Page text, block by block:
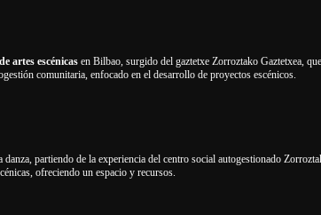
artes escénicas en Bilbao, surgido del gaztetxe Zorroztako Gaztetxea,
comunitaria, enfocado en el desarrollo de proyectos escénicos.
partiendo de la experiencia del centro social autogestionado
ofreciendo un espacio y recursos.